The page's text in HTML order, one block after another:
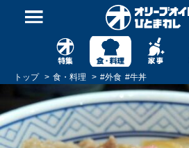
トップ 食・料理 #外食 #牛丼